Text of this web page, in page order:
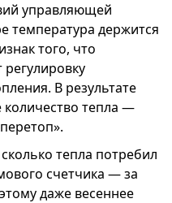
управляющей
температура держится
того, что
В результате
тепла —
тепла потребил
счетчика — за
даже весеннее